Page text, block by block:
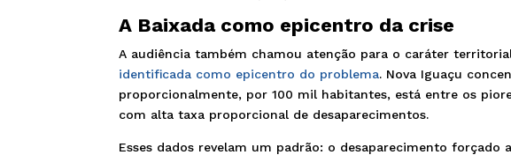
A Baixada como epicentro da crise
A audiência também chamou atenção para o caráter
identificada como epicentro do problema. Nova Iguaçu
proporcionalmente, por 100 mil habitantes, está entre os
com alta taxa proporcional de desaparecimentos.
Esses dados revelam um padrão: o desaparecimento